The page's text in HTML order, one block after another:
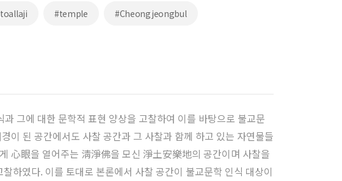
#temple #Cheongjeongbul
그에 대한 문학적 표현 양상을 고찰하여 이를 바탕으로 불교문
이 된 공간에서도 사찰 공간과 그 사찰과 함께 하고 있는 자연물들
心眼을 열어주는 淸淨佛을 모신 淨土安樂地의 공간이며 사찰을
하였다. 이를 토대로 본론에서 사찰 공간이 불교문학 인식 대상이